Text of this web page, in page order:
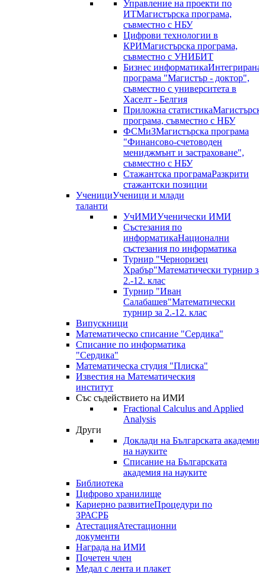
Управление на проекти по
ИТМагистърска програма,
съвместно с НБУ
Цифрови технологии в
КРИМагистърска програма,
съвместно с УНИБИТ
Бизнес информатика
програма "Магистър - доктор",
съвместно с университета в
Хаселт - Белгия
Приложна статистика
програма, съвместно с НБУ
ФСМиЗМагистърска програма
"Финансово-счетоводен
мениджмънт и застраховане",
съвместно с НБУ
Стажантска програмаРазкрити
стажантски позиции
УченициУченици и млади
таланти
УчИМИУченически ИМИ
Състезания по
информатикаНационални
състезания по информатика
Турнир "Черноризец
Храбър"Математически турнир
2.-12. клас
Турнир "Иван
Салабашев"Математически
турнир за 2.-12. клас
Випускници
Математическо списание "Сердика"
Списание по информатика
"Сердика"
Математическа студия "Плиска"
Известия на Математическия
институт
Със съдействието на ИМИ
Fractional Calculus and Applied
Analysis
Други
Доклади на Българската
на науките
Списание на Българската
академия на науките
Библиотека
Цифрово хранилище
Кариерно развитиеПроцедури по
ЗРАСРБ
АтестацияАтестационни
документи
Награда на ИМИ
Почетен член
Медал с лента и плакет